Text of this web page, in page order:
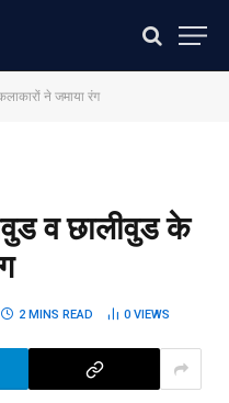
ने जमाया रंग
व छालीवुड के
2 MINS READ 0VIEWS